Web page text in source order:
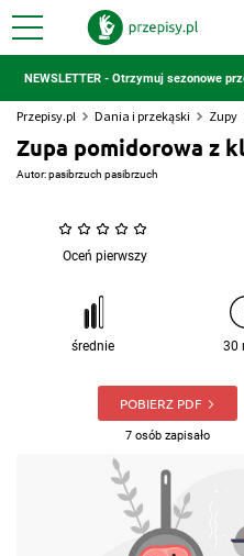
NEWSLETTER - Otrzymuj sezonowe
Przepisy.pl Dania i przekąski Zupy
Zupa pomidorowa z
Autor:pasibrzuch pasibrzuch
Oceń pierwszy
średnie 30
POBIERZ PDF
7 osób zapisało